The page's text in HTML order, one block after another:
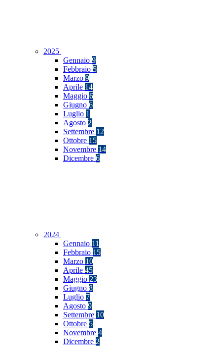
2025
Gennaio 9
Febbraio 5
Marzo 9
Aprile 14
Maggio 6
Giugno 6
Luglio 1
Agosto 2
Settembre 12
Ottobre 15
Novembre 14
Dicembre 6
2024
Gennaio 11
Febbraio 15
Marzo 10
Aprile 45
Maggio 23
Giugno 8
Luglio 7
Agosto 9
Settembre 10
Ottobre 5
Novembre 4
Dicembre 2